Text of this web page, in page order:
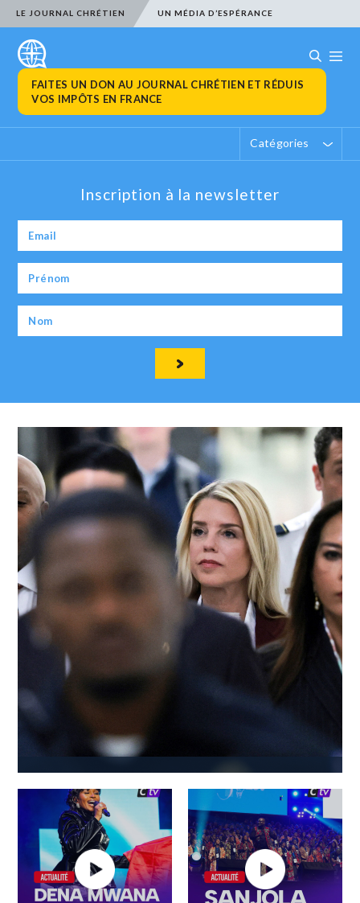
LE JOURNAL CHRÉTIEN UN MÉDIA D’ESPÉRANCE
FAITES UN DON AU JOURNAL CHRÉTIEN ET RÉDUIS
VOS IMPÔTS EN FRANCE
Catégories
Inscription à la newsletter